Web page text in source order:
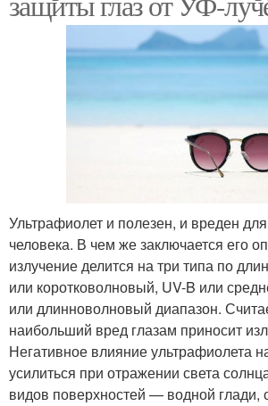
Ультрафиолет и полезен, и вреден
человека. В чем же заключается его
излучение делится на три типа по
или коротковолновый, UV-B или
или длинноволновый диапазон.
наибольший вред глазам приносит
Негативное влияние ультрафиолета
усилиться при отражении света
видов поверхностей — водной глади,